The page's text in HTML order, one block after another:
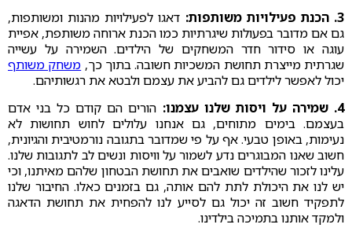
3. הכנת פעילויות משותפות:
דאגו לפעילויות מהנות ומשותפות,
גם אם מדובר בפעולות שיגרתיות כמו הכנת ארוחה משותפת, אפיית
עוגה או סידור חדר המשחקים של הילדים. השמירה על עשייה
שגרתית מייצרת תחושת המשכיות חשובה. בתוך כך, משחק משותף
יכול לאפשר לילדים גם להביע את עצמם ולבטא את רגשותיהם.
4. שמירה על ויסות שלנו עצמנו:
הורים הם קודם כל בני אדם
בעצמם. בימים מתוחים, גם אנחנו עלולים לחוש תחושות לא
נעימות, באופן טבעי. אף על פי שמדובר בתגובה נורמטיבית והגיונית,
חשוב שאנו המבוגרים נדע לשמור על וויסות ונשים לב לתגובות שלנו.
עלינו לזכור שהילדים שואבים את תחושת הבטחון שלהם מאיתנו, וכי
יש לנו את היכולת לתת להם אותה, גם בזמנים כאלו. החיבור שלנו
לתפקיד חשוב זה יכול גם לסייע לנו להפחית את תחושת הדאגה
ולמקד אותנו בתמיכה בילדינו.